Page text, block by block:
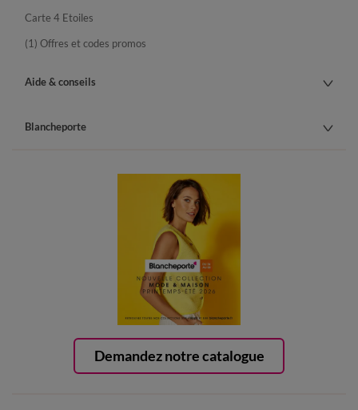
Demandez notre catalogue
Carte 4 Etoiles
(1) Offres et codes promos
Aide & conseils
Blancheporte